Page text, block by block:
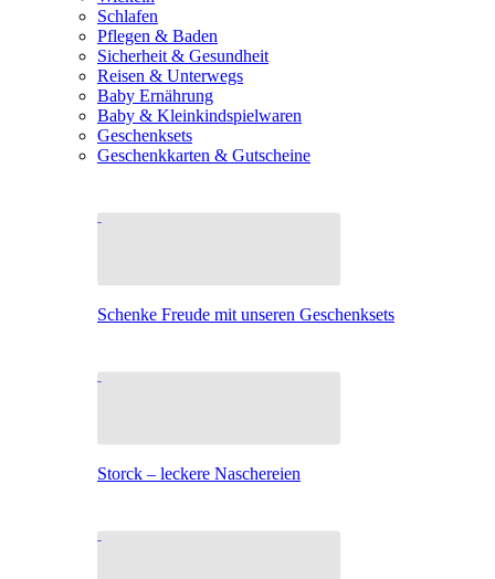
Schlafen
Pflegen & Baden
Sicherheit & Gesundheit
Reisen & Unterwegs
Baby Ernährung
Baby & Kleinkindspielwaren
Geschenksets
Geschenkkarten & Gutscheine
Schenke Freude mit unseren Geschenksets
Storck – leckere Naschereien